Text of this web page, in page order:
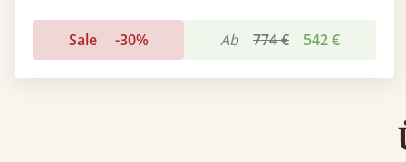
Sale -30% Ab 774 € 542 €